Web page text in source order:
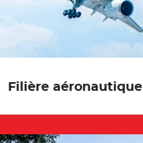
Filière aéronautique